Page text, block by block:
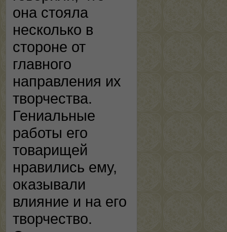
она стояла
несколько в
стороне от
главного
направления их
творчества.
Гениальные
работы его
товарищей
нравились ему,
оказывали
влияние и на его
творчество.